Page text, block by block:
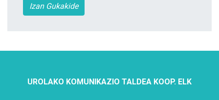
Izan Gukakide
UROLAKO KOMUNIKAZIO TALDEA KOOP. ELK